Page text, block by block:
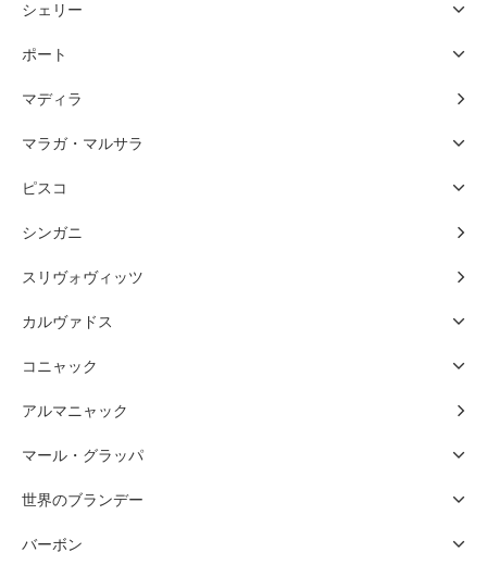
シェリー
ポート
マディラ
マラガ・マルサラ
ピスコ
シンガニ
スリヴォヴィッツ
カルヴァドス
コニャック
アルマニャック
マール・グラッパ
世界のブランデー
バーボン